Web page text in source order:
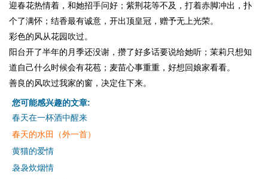
迎春花热情着，和她招手问好；紫荆花等不及，打着赤脚冲出，扑
个了满怀；结香最有诚意，开出顶皇冠，赠予无上光荣。
彩色的风从花园吹过。
阳台开了半年的月季还没谢，攒了好多话要说给她听；茉莉只想知
道自己什么时候会有花苞；麦苗心事重重，好想回娘家看看。
善良的风吹过我家的窗，决定住下来。
您可能感兴趣的文章:
春天在一杯酒中醒来
春天的水田（外一首）
黄猫的爱情
袅袅炊烟情